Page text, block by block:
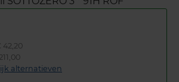
42,20
alternatieven